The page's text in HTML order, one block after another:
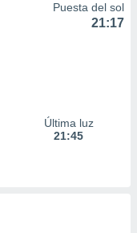
Puesta del sol
21:17
Última luz
21:45